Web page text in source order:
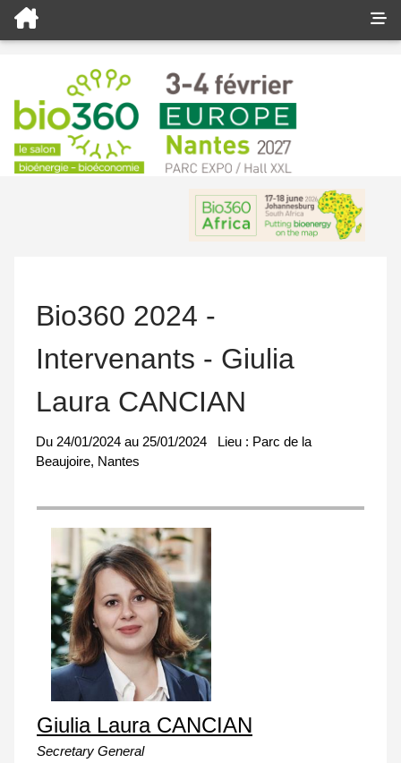
Bio360 2024 -
Intervenants - Giulia
Laura CANCIAN
Du 24/01/2024 au 25/01/2024 Lieu : Parc de la
Beaujoire, Nantes
Giulia Laura CANCIAN
Secretary General